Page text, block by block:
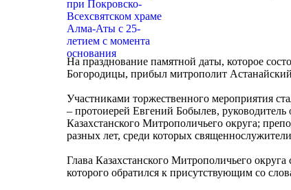
На празднование памятной даты, которое
Богородицы, прибыл митрополит
Участниками торжественного мероприятия
– протоиерей Евгений Бобылев, руководитель
Казахстанского Митрополичьего округа;
разных лет, среди которых
Глава Казахстанского Митрополичьего
которого обратился к присутствующим со